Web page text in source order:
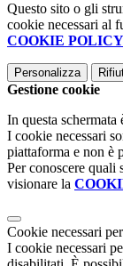
Questo sito o gli
cookie necessari al
COOKIE POLICY
Personalizza
Gestione cookie
In questa
I cookie necessari
piattaforma e non è
Per conoscere quali
visionare la
Cookie necessari
I cookie necessari